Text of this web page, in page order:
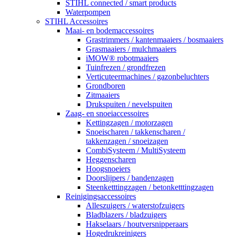
STIHL connected / smart products
Waterpompen
STIHL Accessoires
Maai- en bodemaccessoires
Grastrimmers / kantenmaaiers / bosmaaiers
Grasmaaiers / mulchmaaiers
iMOW® robotmaaiers
Tuinfrezen / grondfrezen
Verticuteermachines / gazonbeluchters
Grondboren
Zitmaaiers
Drukspuiten / nevelspuiten
Zaag- en snoeiaccessoires
Kettingzagen / motorzagen
Snoeischaren / takkenscharen /
takkenzagen / snoeizagen
CombiSysteem / MultiSysteem
Heggenscharen
Hoogsnoeiers
Doorslijpers / bandenzagen
Steenketttingzagen / betonketttingzagen
Reinigingsaccessoires
Alleszuigers / waterstofzuigers
Bladblazers / bladzuigers
Hakselaars / houtversnipperaars
Hogedrukreinigers